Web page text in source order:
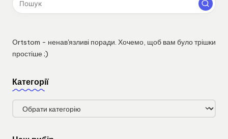
Ortstom - ненав'язливі поради. Хочемо, щоб вам було трішки
простіше ;)
Категорії
Категорії